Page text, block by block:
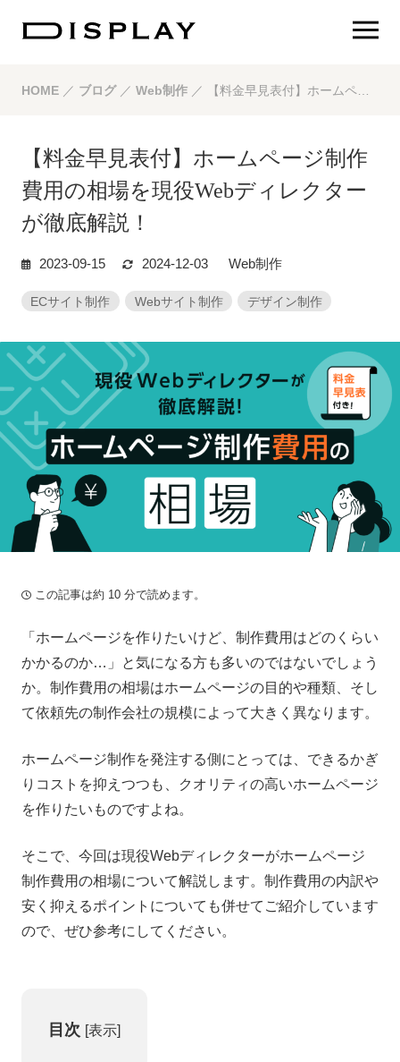
HOME／ ブログ／ Web制作／ 【料金早見表付】ホームページ制作費用の相場を現役Webディレクターが徹底解説！
【料金早見表付】ホームページ制作
費用の相場を現役Webディレクター
が徹底解説！
2023-09-15 2024-12-03 Web制作
ECサイト制作 Webサイト制作 デザイン制作
この記事は約 10 分で読めます。
「ホームページを作りたいけど、制作費用はどのくらい
かかるのか…」と気になる方も多いのではないでしょう
か。制作費用の相場はホームページの目的や種類、そし
て依頼先の制作会社の規模によって大きく異なります。
ホームページ制作を発注する側にとっては、できるかぎ
りコストを抑えつつも、クオリティの高いホームページ
を作りたいものですよね。
そこで、今回は現役Webディレクターがホームページ
制作費用の相場について解説します。制作費用の内訳や
安く抑えるポイントについても併せてご紹介しています
ので、ぜひ参考にしてください。
目次 [表示]